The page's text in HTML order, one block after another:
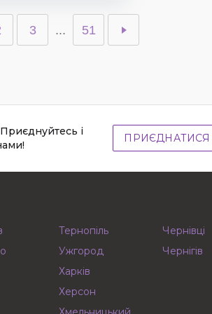
3 ... 51
і
ПРИЄДНАТИСЯ
Тернопіль
Ужгород
Харків
Херсон
Чернівці
Чернігів